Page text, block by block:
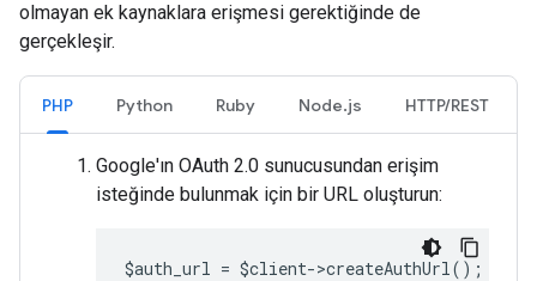
olmayan ek kaynaklara erişmesi gerektiğinde de
gerçekleşir.
PHP Python Ruby Node.js HTTP/REST
Google'ın OAuth 2.0 sunucusundan erişim
isteğinde bulunmak için bir URL oluşturun:
$auth_url = $client->createAuthUrl();